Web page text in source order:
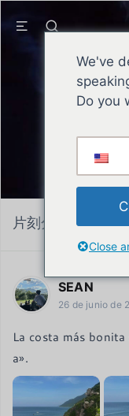
El
片刻分类:hablar
SEAN
26 de junio de
La costa más
a».
We've
Do you
Close